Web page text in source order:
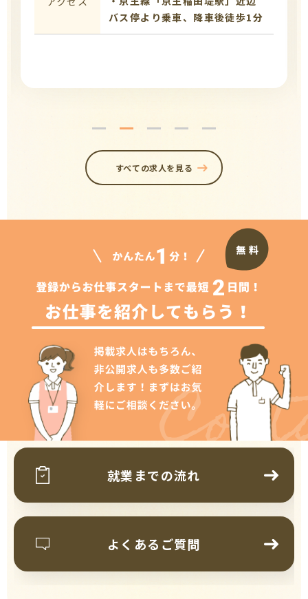
バス停より乗車、降車後徒歩1分
すべての求人を見る
就業までの流れ
よくあるご質問